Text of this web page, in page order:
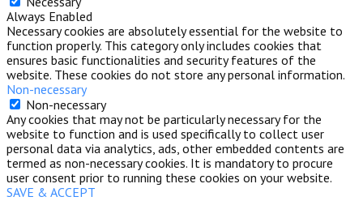
Always Enabled
Necessary cookies are absolutely essential for the website to
function properly. This category only includes cookies that
ensures basic functionalities and security features of the
website. These cookies do not store any personal information.
Non-necessary
Non-necessary
Any cookies that may not be particularly necessary for the
website to function and is used specifically to collect user
personal data via analytics, ads, other embedded contents are
termed as non-necessary cookies. It is mandatory to procure
user consent prior to running these cookies on your website.
SAVE & ACCEPT